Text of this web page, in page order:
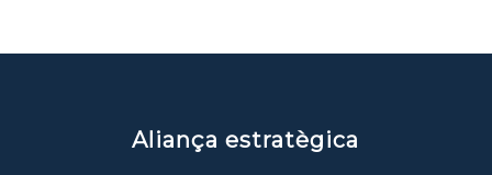
Aliança estratègica